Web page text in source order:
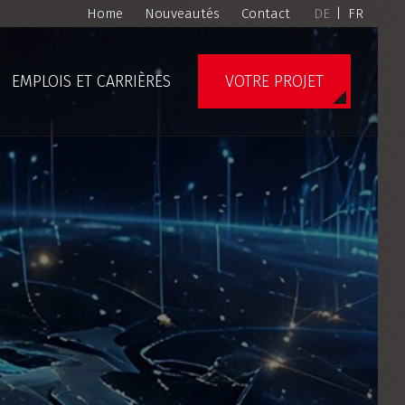
Home Nouveautés Contact DE FR
EMPLOIS ET CARRIÈRES VOTRE PROJET